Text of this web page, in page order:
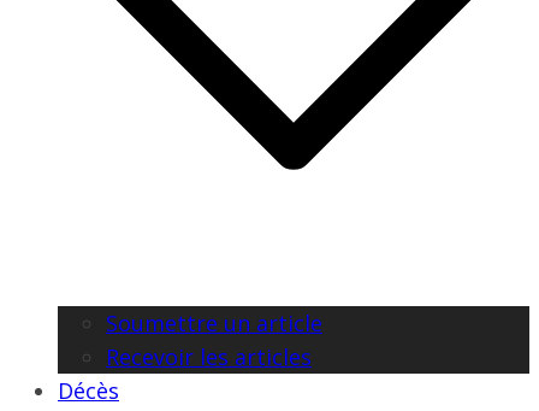
Soumettre un article
Recevoir les articles
Décès